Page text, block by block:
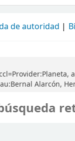
de autoridad
Alarcón,